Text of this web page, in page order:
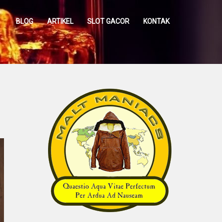
BLOG ARTIKEL SLOT GACOR KONTAK